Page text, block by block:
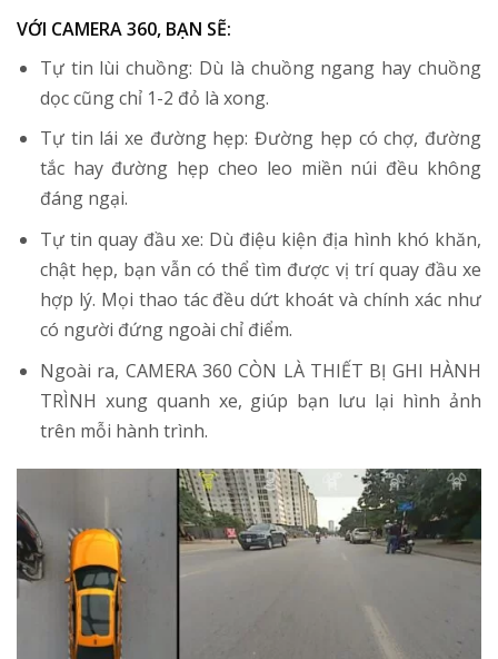
VỚI CAMERA 360, BẠN SẼ:
Tự tin lùi chuồng: Dù là chuồng ngang hay chuồng
dọc cũng chỉ 1-2 đỏ là xong.
Tự tin lái xe đường hẹp: Đường hẹp có chợ, đường
tắc hay đường hẹp cheo leo miền núi đều không
đáng ngại.
Tự tin quay đầu xe: Dù điệu kiện địa hình khó khăn,
chật hẹp, bạn vẫn có thể tìm được vị trí quay đầu xe
hợp lý. Mọi thao tác đều dứt khoát và chính xác như
có người đứng ngoài chỉ điểm.
Ngoài ra, CAMERA 360 CÒN LÀ THIẾT BỊ GHI HÀNH
TRÌNH xung quanh xe, giúp bạn lưu lại hình ảnh
trên mỗi hành trình.